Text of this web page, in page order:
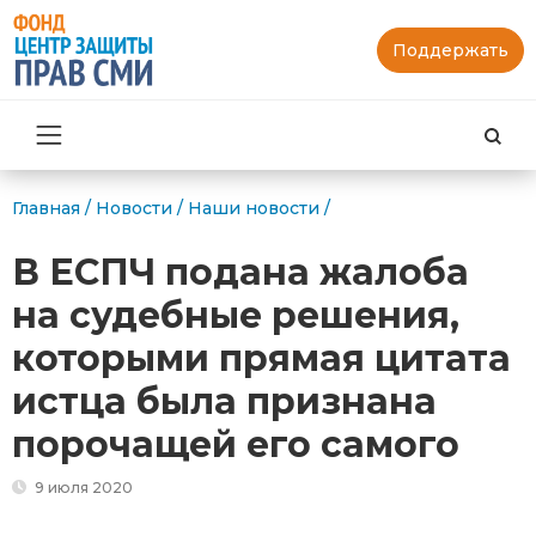
Поддержать
Главная / Новости / Наши новости /
В ЕСПЧ подана жалоба
на судебные решения,
которыми прямая цитата
истца была признана
порочащей его самого
9 июля 2020